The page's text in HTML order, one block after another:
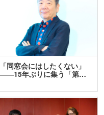
「同窓会にはしたくない」
――15年ぶりに集う「第…